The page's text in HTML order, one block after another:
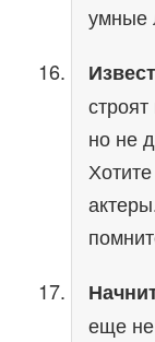
умные
но не
еще